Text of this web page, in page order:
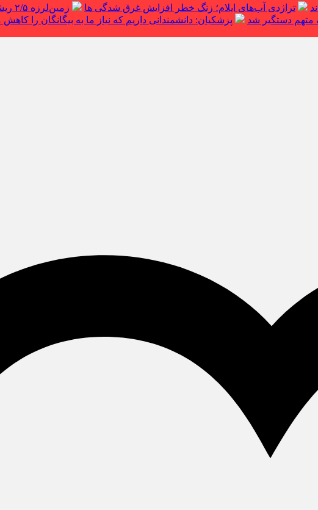
تراژدی آب‌های ایلام؛ زنگ خطر افزایش غرق شدگی ها زمین‌لرزه ۲/۵ ریشتری مورموری را لرزاند
متهم دستگیر شد پزشکیان: دانشمندانی داریم که نیاز ما به بیگانگان را